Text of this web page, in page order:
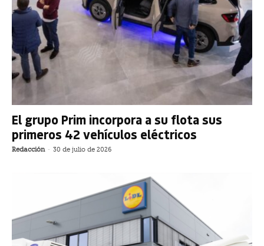
El grupo Prim incorpora a su flota sus
primeros 42 vehículos eléctricos
Redacción - 30 de julio de 2026